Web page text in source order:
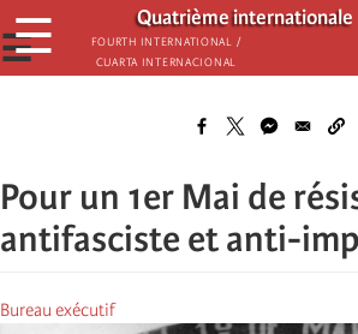
Aller
au
contenu
Quatrième internationale
Fourth International /
Cuarta Internacional
☰
☰
Pour un 1er Mai de
antifasciste et anti-
Bureau exécutif